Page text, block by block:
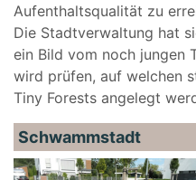
Aufenthaltsqualität zu
Die Stadtverwaltung hat
ein Bild vom noch jungen
wird prüfen, auf welchen
Tiny Forests angelegt
Schwammstadt